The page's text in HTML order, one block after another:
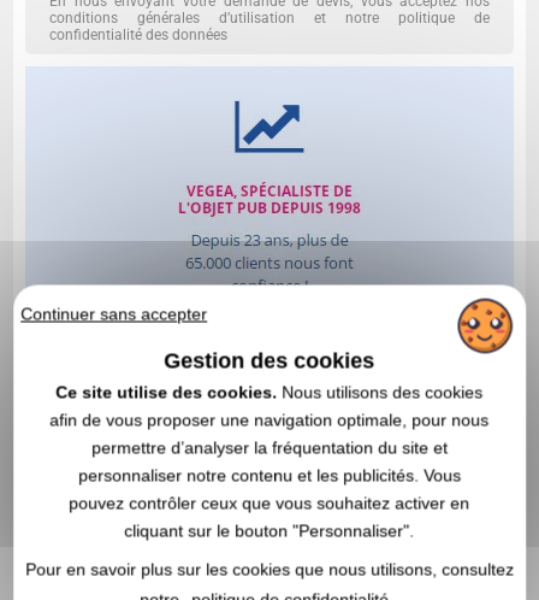
conditions générales d’utilisation et notre politique de
confidentialité des données
Continuer sans accepter
Gestion des cookies
Ce site utilise des cookies. Nous utilisons des cookies
afin de vous proposer une navigation optimale, pour nous
permettre d’analyser la fréquentation du site et
personnaliser notre contenu et les publicités. Vous
pouvez contrôler ceux que vous souhaitez activer en
cliquant sur le bouton "Personnaliser".
Pour en savoir plus sur les cookies que nous utilisons, consultez